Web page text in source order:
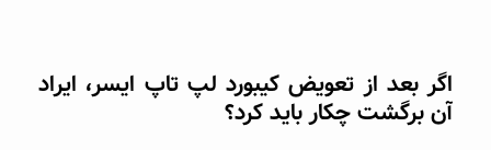
اگر بعد از تعویض کیبورد لپ‌ تاپ ایسر، ایراد
آن برگشت چکار باید کرد؟